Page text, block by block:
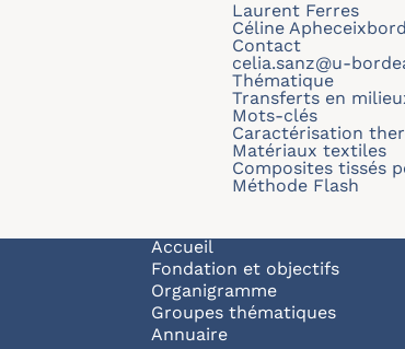
Laurent Ferres
Céline
Contact
celia.sanz@u-
Thématique
Transferts en
Mots-clés
Caractérisation
Matériaux textiles
Composites tissés
Méthode Flash
Navigation
Accueil
Fondation et objectifs
Organigramme
Groupes thématiques
Annuaire